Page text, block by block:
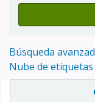
Búsqueda
Nube de etiquetas